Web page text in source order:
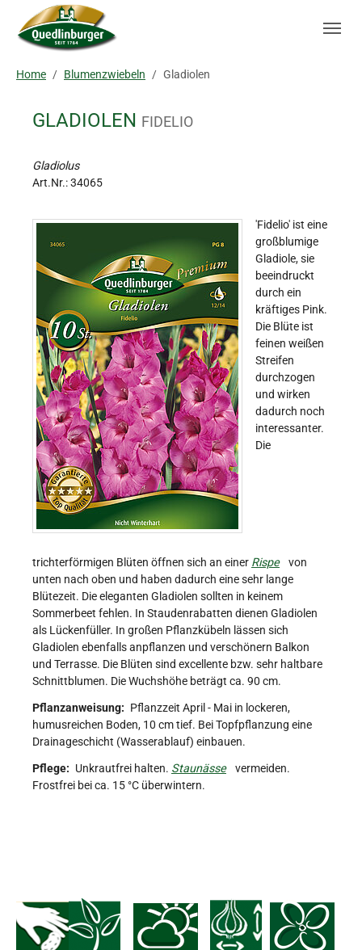
Skip to main navigation
Zum Hauptinhalt springen
Skip to page footer
Home Blumenzwiebeln Gladiolen
GLADIOLEN FIDELIO
Gladiolus
Art.Nr.:34065
'Fidelio' ist eine
großblumige
Gladiole, sie
beeindruckt
durch ein
kräftiges Pink.
Die Blüte ist
feinen weißen
Streifen
durchzogen
und wirken
dadurch noch
interessanter.
Die
trichterförmigen Blüten öffnen sich an einer Rispe
von
unten nach oben und haben dadurch eine sehr lange
Blütezeit. Die eleganten Gladiolen sollten in keinem
Sommerbeet fehlen. In Staudenrabatten dienen Gladiolen
als Lückenfüller. In großen Pflanzkübeln lässen sich
Gladiolen ebenfalls anpflanzen und verschönern Balkon
und Terrasse. Die Blüten sind excellente bzw. sehr haltbare
Schnittblumen. Die Wuchshöhe beträgt ca. 90 cm.
Pflanzanweisung: Pflanzzeit April - Mai in lockeren,
humusreichen Boden, 10 cm tief. Bei Topfpflanzung eine
Drainageschicht (Wasserablauf) einbauen.
Pflege: Unkrautfrei halten. Staunässe
vermeiden.
Frostfrei bei ca. 15 °C überwintern.